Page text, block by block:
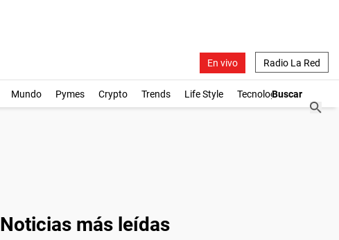
En vivo Radio La Red
Mundo Pymes Crypto Trends Life Style Tecnología
Noticias más leídas